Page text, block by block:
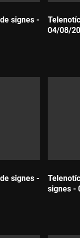
signes -
04/08/
signes -
signes -